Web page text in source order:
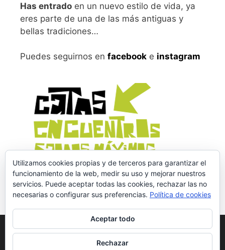
Has entrado en un nuevo estilo de vida, ya
eres parte de una de las más antiguas y
bellas tradiciones…
Puedes seguirnos en facebook e instagram
Aviso legaly Política de Privacidad
Utilizamos cookies propias y de terceros para garantizar el
funcionamiento de la web, medir su uso y mejorar nuestros
servicios. Puede aceptar todas las cookies, rechazar las no
necesarias o configurar sus preferencias. Política de cookies
Aceptar todo
Rechazar